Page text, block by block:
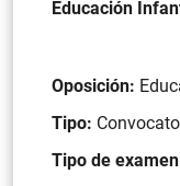
Educación
Oposición:
Tipo:
Tipo de